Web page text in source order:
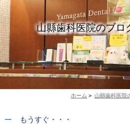
山縣歯科医院のブロ
ホーム > 山縣歯科医院
もうすぐ・・・